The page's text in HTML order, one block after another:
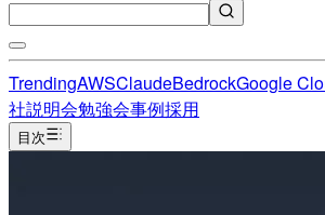
TrendingAWSClaudeBedrockGoogle
社説明会勉強会事例採用
目次